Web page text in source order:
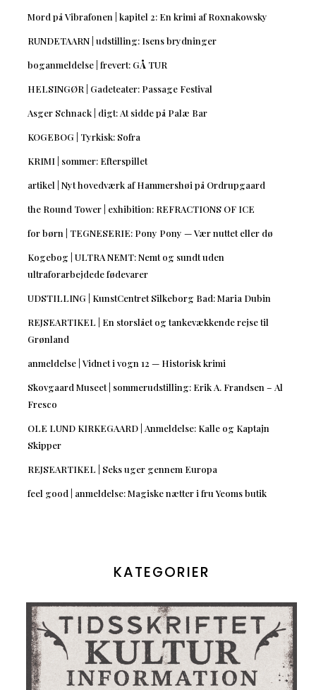
Mord på Vibrafonen | kapitel 2: En krimi af Roxnakowsky
RUNDETAARN | udstilling: Isens brydninger
boganmeldelse | frevert: GÅ TUR
HELSINGØR | Gadeteater: Passage Festival
Asger Schnack | digt: At sidde på Palæ Bar
KOGEBOG | Tyrkisk: Sofra
KRIMI | sommer: Efterspillet
artikel | Nyt hovedværk af Hammershøi på Ordrupgaard
the Round Tower | exhibition: REFRACTIONS OF ICE
for børn | TEGNESERIE: Pony Pony — Vær nuttet eller dø
Kogebog | ULTRA NEMT: Nemt og sundt uden
ultraforarbejdede fødevarer
UDSTILLING | KunstCentret Silkeborg Bad: Maria Dubin
REJSEARTIKEL | En storslået og tankevækkende rejse til
Grønland
anmeldelse | Vidnet i vogn 12 — Historisk krimi
Skovgaard Museet | sommerudstilling: Erik A. Frandsen – Al
Fresco
OLE LUND KIRKEGAARD | Anmeldelse: Kalle og Kaptajn
Skipper
REJSEARTIKEL | Seks uger gennem Europa
feel good | anmeldelse: Magiske nætter i fru Yeoms butik
KATEGORIER